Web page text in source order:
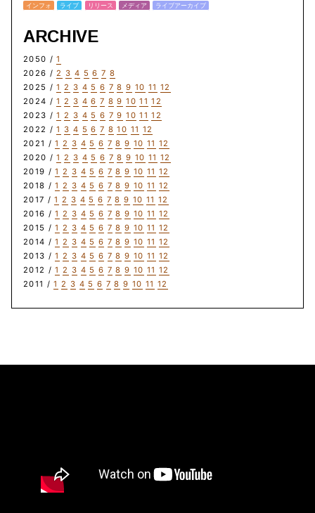
インフォ ライブ リリース メディア ライブアーカイブ
ARCHIVE
2050 /1
2026 /2 3 4 5 6 7 8
2025 /1 2 3 4 5 6 7 8 9 10 11 12
2024 /1 2 3 4 6 7 8 9 10 11 12
2023 /1 2 3 4 5 6 7 9 10 11 12
2022 /1 3 4 5 6 7 8 10 11 12
2021 /1 2 3 4 5 6 7 8 9 10 11 12
2020 /1 2 3 4 5 6 7 8 9 10 11 12
2019 /1 2 3 4 5 6 7 8 9 10 11 12
2018 /1 2 3 4 5 6 7 8 9 10 11 12
2017 /1 2 3 4 5 6 7 8 9 10 11 12
2016 /1 2 3 4 5 6 7 8 9 10 11 12
2015 /1 2 3 4 5 6 7 8 9 10 11 12
2014 /1 2 3 4 5 6 7 8 9 10 11 12
2013 /1 2 3 4 5 6 7 8 9 10 11 12
2012 /1 2 3 4 5 6 7 8 9 10 11 12
2011 /1 2 3 4 5 6 7 8 9 10 11 12